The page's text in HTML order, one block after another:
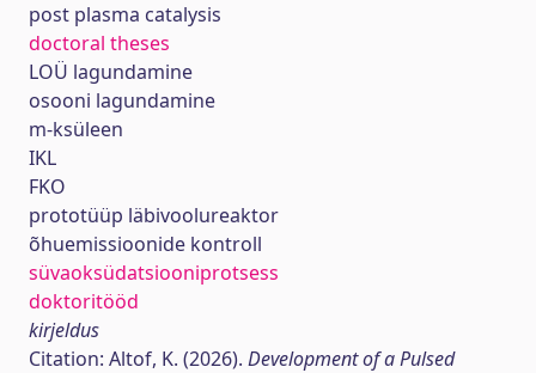
post plasma catalysis
doctoral theses
LOÜ lagundamine
osooni lagundamine
m-ksüleen
IKL
FKO
prototüüp läbivoolureaktor
õhuemissioonide kontroll
süvaoksüdatsiooniprotsess
doktoritööd
kirjeldus
Citation: Altof, K. (2026). Development of a Pulsed